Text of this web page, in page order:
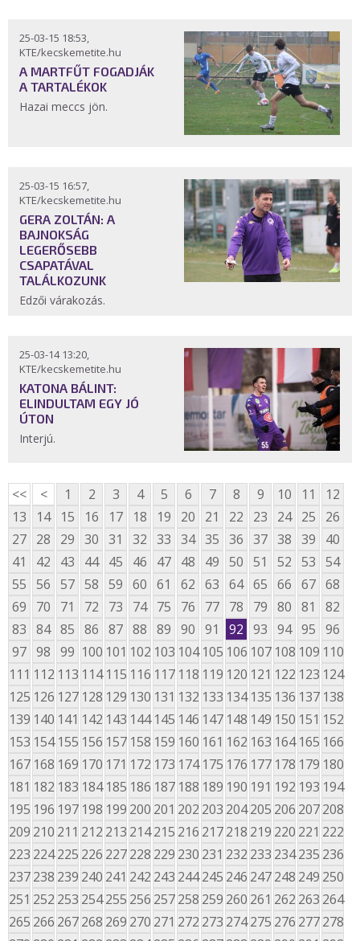
25-03-15 18:53,
KTE/kecskemetite.hu
A MARTFŰT FOGADJÁK
A TARTALÉKOK
Hazai meccs jön.
25-03-15 16:57,
KTE/kecskemetite.hu
GERA ZOLTÁN: A
BAJNOKSÁG
LEGERŐSEBB
CSAPATÁVAL
TALÁLKOZUNK
Edzői várakozás.
25-03-14 13:20,
KTE/kecskemetite.hu
KATONA BÁLINT:
ELINDULTAM EGY JÓ
ÚTON
Interjú.
<< < 1 2 3 4 5 6 7 8 9 10 11
12
13
14 15 16 17 18 19 20 21 22 23 24 25
26
27 28 29 30 31 32 33 34 35 36 37 38 39
40
41
42 43 44 45 46 47 48 49 50 51 52 53 54
55 56 57 58 59 60 61 62 63 64 65 66 67 68
69
70 71 72 73 74 75 76 77 78 79 80 81
82
83 84 85 86 87 88 89 90 91 92 93 94 95 96
97 98 99 100 101 102 103 104 105 106 107 108 109 110
111 112 113 114 115 116 117 118 119 120 121 122 123 124
125 126 127 128 129 130 131 132 133 134 135 136 137 138
139 140 141 142 143 144 145 146 147 148 149 150 151 152
153 154 155 156 157 158 159 160 161 162 163 164 165 166
167 168 169 170 171 172 173 174 175 176 177 178 179 180
181 182 183 184 185 186 187 188 189 190 191 192 193 194
195 196 197 198 199 200 201 202 203 204205 206 207208
209 210 211 212 213 214215 216 217218 219 220 221 222
223 224225 226 227228 229 230 231 232 233 234235 236
237238 239 240 241 242 243 244245 246 247248 249 250
251 252 253 254255 256 257258 259 260 261 262 263 264
265 266 267268 269 270 271 272 273 274275 276 277278